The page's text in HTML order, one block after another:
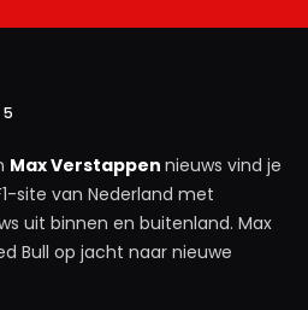
Max Verstappen nieuws vind je
site van Nederland met
uit binnen en buitenland. Max
Bull op jacht naar nieuwe